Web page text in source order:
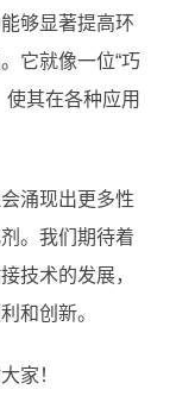
够显著提高环
它就像一位“巧
使其在各种应用
涌现出更多性
。我们期待着
技术的发展，
和创新。
家！